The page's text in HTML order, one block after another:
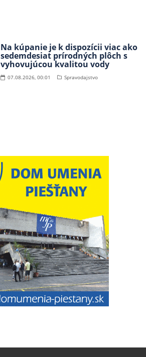
Na kúpanie je k dispozícii viac ako
sedemdesiat prírodných plôch s
vyhovujúcou kvalitou vody
07.08.2026, 00:01 Spravodajstvo